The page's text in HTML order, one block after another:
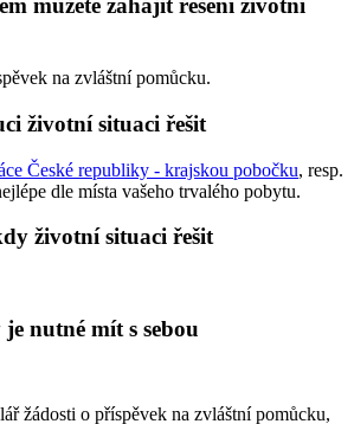
můžete zahájit řešení životní
na zvláštní pomůcku.
životní situaci řešit
České republiky - krajskou pobočku, resp.
dle místa vašeho trvalého pobytu.
životní situaci řešit
nutné mít s sebou
žádosti o příspěvek na zvláštní pomůcku,